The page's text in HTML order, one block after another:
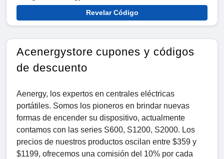
Revelar Código
Acenergystore cupones y códigos
de descuento
Aenergy, los expertos en centrales eléctricas
portátiles. Somos los pioneros en brindar nuevas
formas de encender su dispositivo, actualmente
contamos con las series S600, S1200, S2000. Los
precios de nuestros productos oscilan entre $359 y
$1199, ofrecemos una comisión del 10% por cada